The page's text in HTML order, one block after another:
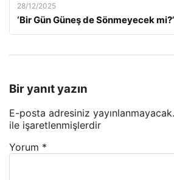
28/12/2025
‘Bir Gün Güneş de Sönmeyecek mi?’
Bir yanıt yazın
E-posta adresiniz yayınlanmayacak.
ile işaretlenmişlerdir
Yorum *